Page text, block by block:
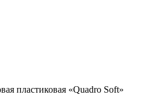
пластиковая «Quadro Soft»